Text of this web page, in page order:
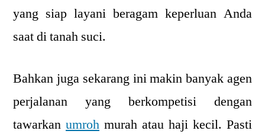
yang siap layani beragam keperluan Anda
saat di tanah suci.
Bahkan juga sekarang ini makin banyak agen
perjalanan yang berkompetisi dengan
tawarkan umroh murah atau haji kecil. Pasti